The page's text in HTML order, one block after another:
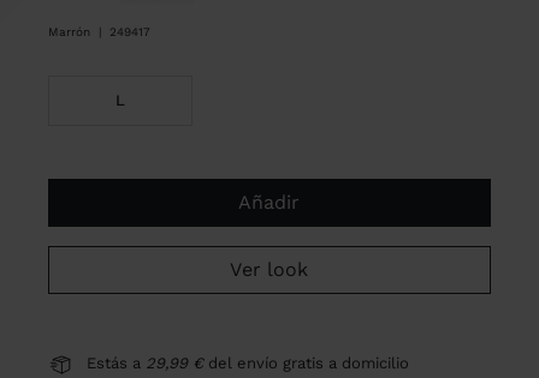
Marrón 249417
L
Añadir
Ver look
Estás a 29,99 €del envío gratis a domicilio